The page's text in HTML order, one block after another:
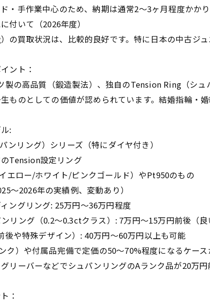
・手作業中心のため、納期は通常2〜3ヶ月程度かかり
付いて（2026年度）
の買取状況は、比較的良好です。特に日本の中古ジ
ント：
の高品質（鍛造製法）、独自のTension Ring（シュ
としての価値が認められています。結婚指輪・婚
:
リング）シリーズ（特にダイヤ付き）
Tension設定リング
ロー/ホワイト/ピンクゴールド）やPt950のもの
〜2026年の実績例、変動あり）
グリング: 25万円〜36万円程度
ング（0.2〜0.3ctクラス）: 7万円〜15万円前後（良
や特殊デザイン）: 40万円〜60万円以上も可能
）や付属品完備で定価の50〜70%程度になるケース
リーバーなどでシュパンリングのAランク品が20万
：